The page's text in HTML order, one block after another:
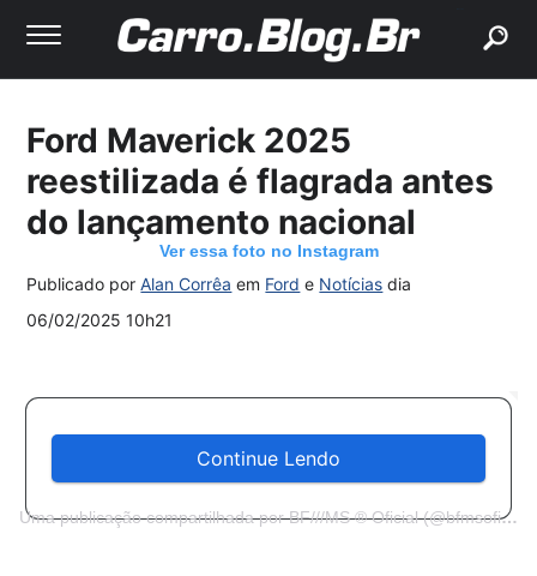
Ford Maverick 2025
reestilizada é flagrada antes
do lançamento nacional
Publicado porAlan Corrêa em Ford e Notícias dia
06/02/2025 10h21
Continue Lendo
Ver essa foto no Instagram
Uma publicação compartilhada por BF///MS ® Oficial (@bfmsoficial)